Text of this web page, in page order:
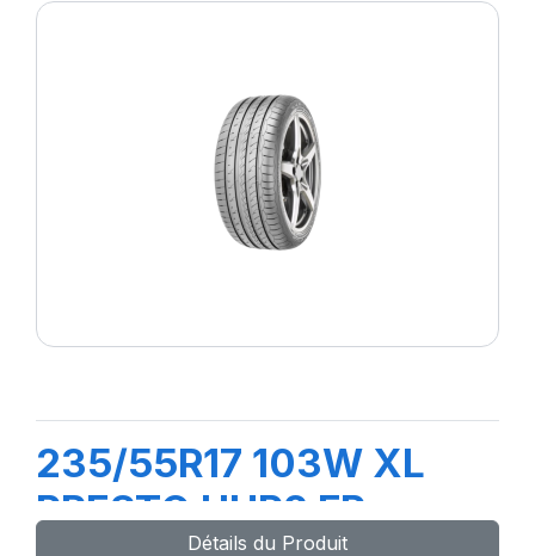
235/55R17 103W XL
PRESTO UHP2 FP
Détails du Produit